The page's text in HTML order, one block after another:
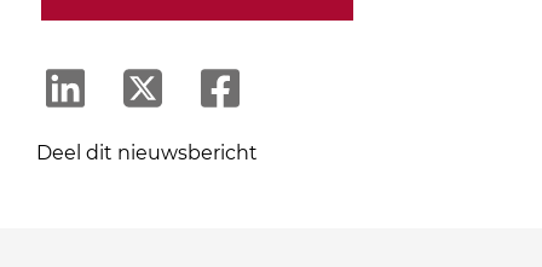
Deel dit nieuwsbericht